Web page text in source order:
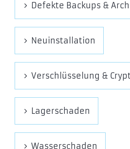
Defekte Backups &
Neuinstallation
Verschlüsselung &
Lagerschaden
Wasserschaden